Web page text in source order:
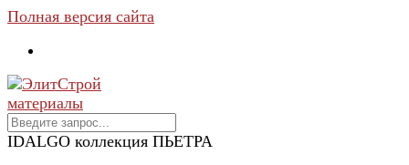
Полная версия сайта
IDALGO коллекция ПЬЕТРА